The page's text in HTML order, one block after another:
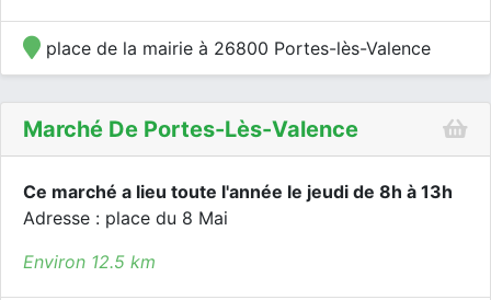
place de la mairie à 26800 Portes-lès-Valence
Marché De Portes-Lès-Valence
Ce marché a lieu toute l'année le jeudi de 8h à 13h
Adresse : place du 8 Mai
Environ 12.5 km